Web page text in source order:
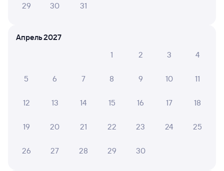
29 30 31
Апрель 2027
1
2 3 4
5 6 7 8 9 10 11
12 13 14 15 16 17 18
19 20 21 22 23 24 25
26 27 28 29 30